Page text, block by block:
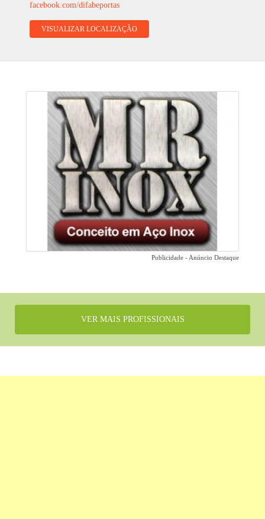
facebook.com/difabeportas
VISUALIZAR LOCALIZAÇÃO
Publicidade - Anúncio Destaque
VER MAIS PROFISSIONAIS